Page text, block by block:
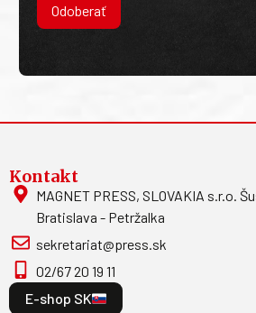
Odoberať
Kontakt
MAGNET PRESS, SLOVAKIA s.r.o.
Bratislava - Petržalka
sekretariat@press.sk
02/67 20 19 11
E-shop SK